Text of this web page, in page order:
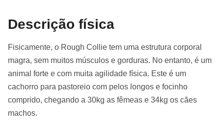
Descrição física
Fisicamente, o Rough Collie tem uma estrutura corporal
magra, sem muitos músculos e gorduras. No entanto, é um
animal forte e com muita agilidade física. Este é um
cachorro para pastoreio com pelos longos e focinho
comprido, chegando a 30kg as fêmeas e 34kg os cães
machos.